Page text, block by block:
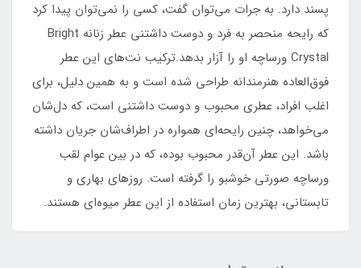
پسند دارد. به جرات می‌توان گفت، کسی را نمی‌توان پیدا کرد
که رایحه منحصر به فرد و دوست داشتنی عطر زنانه Bright
Crystal ورساچه او را آزار بدهد.ترکیب نت‌های این عطر
فوق‌العاده هنرمندانه طراحی شده است و به همین دلیل، برای
اغلب افراد، عطری محبوب و دوست داشتنی است، که دل‌شان
می‌خواهد، چنین رایحه‌ای همواره در اطراف‌شان جریان داشته
باشد. این عطر آن‌قدر محبوب بوده، که در بین عوام لقب
ورساچه صورتی خوشبو را گرفته است. روزهای بهاری و
تابستانی، بهترین زمان استفاده از این عطر میوه‌ای هستند.